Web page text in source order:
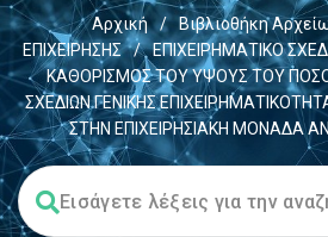
Αρχική / Βιβλιοθήκη
ΕΠΙΧΕΙΡΗΣΗΣ
/ EΠΙΧΕΙΡΗΜΑΤΙΚΟ
ΚΑΘΟΡΙΣΜΟΣ ΤΟΥ ΥΨΟΥΣ ΤΟΥ
ΣΧΕΔΙΩΝ ΓΕΝΙΚΗΣ
ΣΤΗΝ ΕΠΙΧΕΙΡΗΣΙΑΚΗ ΜΟΝΑΔΑ